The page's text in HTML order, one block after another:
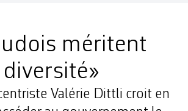
méritent
Valérie Dittli croit en